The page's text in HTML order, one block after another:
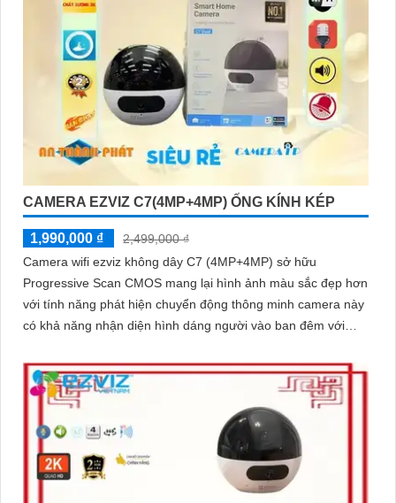
CAMERA EZVIZ C7(4MP+4MP) ỐNG KÍNH KÉP
1,990,000 ₫
2,499,000 ₫
Camera wifi ezviz không dây C7 (4MP+4MP) sở hữu
Progressive Scan CMOS mang lại hình ảnh màu sắc đẹp hơn
với tính năng phát hiện chuyển động thông minh camera này
có khả năng nhận diện hình dáng người vào ban đêm với
đẹp 8.0 MP giúp phân biệt người một cách chính xác công
nghệ xử lý hình ảnh thiếu sáng cùng hồng ngoại Smart IR
ban đêm mang lại chất lượng ảnh rõ nét và sắc sảo